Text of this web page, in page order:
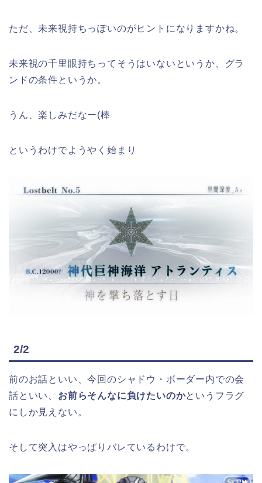
ただ、未来視持ちっぽいのがヒントになりますかね。
未来視の千里眼持ちってそうはいないというか、グラ
ンドの条件というか。
うん、楽しみだなー(棒
というわけでようやく始まり
2/2
前のお話といい、今回のシャドウ・ボーダー内での会
話といい、 お前らそんなに負けたいのかというフラグ
にしか見えない。
そして突入はやっぱりバレているわけで。